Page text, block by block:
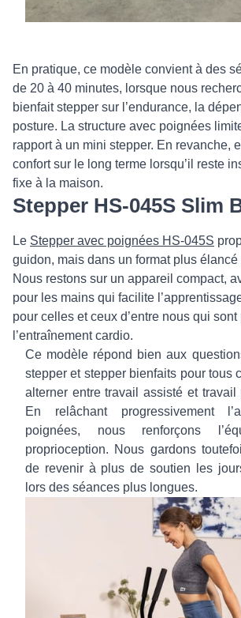
En pratique, ce modèle convient à des
de 20 à 40 minutes, lorsque nous
bienfait stepper sur l’endurance, la
posture. La structure avec poignées
rapport à un mini stepper. En revanche,
confort sur le long terme lorsqu’il reste
fixe à la maison.
Stepper HS-045S Slim
Le Stepper avec poignées HS-045S
guidon, mais dans un format plus élancé
Nous restons sur un appareil compact,
pour les mains qui facilite
pour celles et ceux d’entre nous qui
l’entraînement cardio.
Ce modèle répond bien aux
stepper et stepper bienfaits pour tous
alterner entre travail assisté et travail
En relâchant progressivement
poignées, nous renforçons
proprioception. Nous gardons
de revenir à plus de soutien les
lors des séances plus longues.